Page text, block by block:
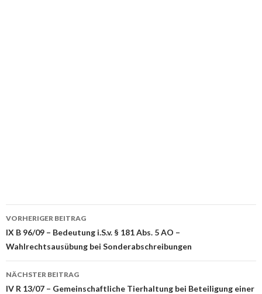
Beitrags-
Navigation
VORHERIGER BEITRAG
IX B 96/09 – Bedeutung i.S.v. § 181 Abs. 5 AO –
Wahlrechtsausübung bei Sonderabschreibungen
NÄCHSTER BEITRAG
IV R 13/07 – Gemeinschaftliche Tierhaltung bei Beteiligung einer